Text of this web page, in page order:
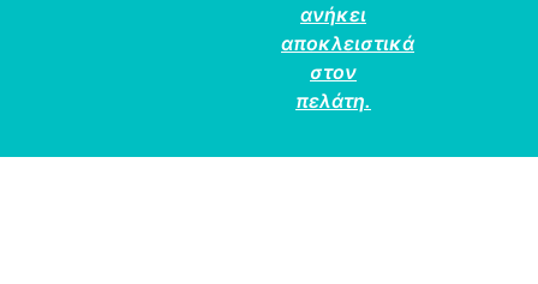
ανήκει
αποκλειστικά
στον
πελάτη.